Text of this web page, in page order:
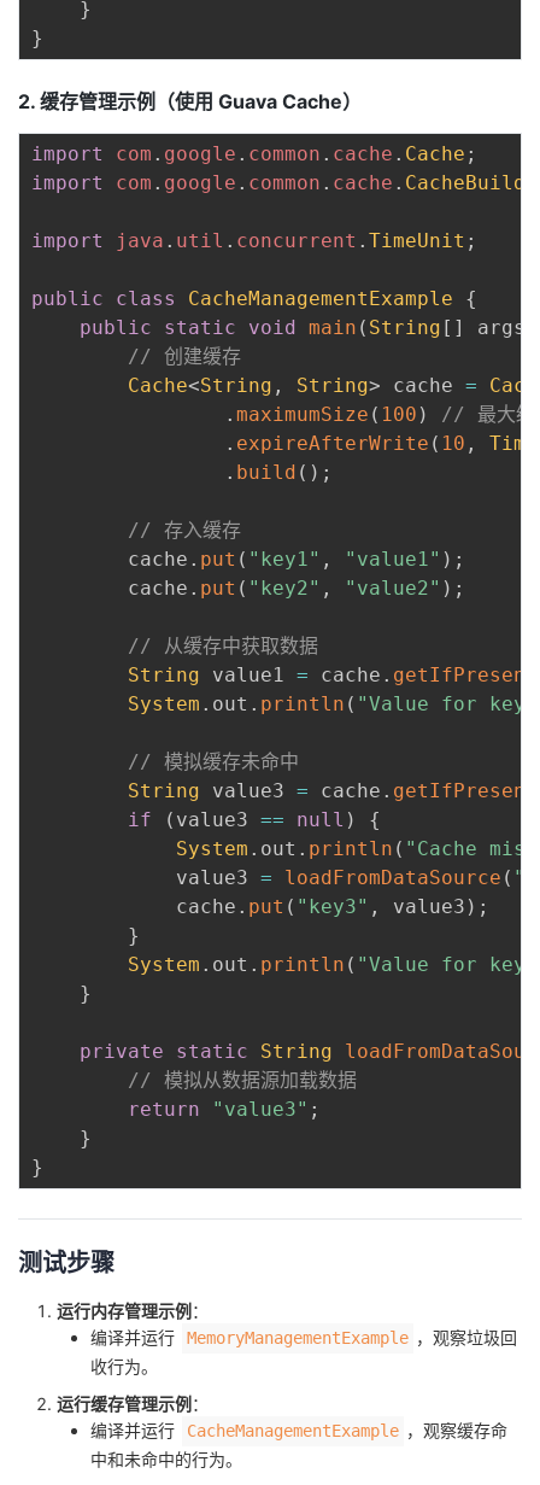
}
}
2. 缓存管理示例（使用 Guava Cache）
import com . google . common . cache . Cache ;
import
com . google . common . cache .
import java . util . concurrent . TimeUnit ;
public class CacheManagementExample
{
public
static void main ( String [ ] args
// 创建缓存
Cache<String , String> cache =
. maximumSize ( 100 )
// 最大缓
. expireAfterWrite ( 10 ,
. build ( ) ;
// 存入缓存
        cache
. put ( "key1" , "value1" ) ;
        cache
. put ( "key2" , "value2" ) ;
// 从缓存中获取数据
String value1 = cache . getIfPresent
System . out . println ( "Value for
// 模拟缓存未命中
String value3 = cache . getIfPresent
if
( value3 == null )
{
System . out . println ( "Cache
            value3
= loadFromDataSource (
            cache
. put ( "key3" , value3 ) ;
}
System . out . println ( "Value for
}
private static String
// 模拟从数据源加载数据
return
"value3" ;
}
}
测试步骤
运行内存管理示例 ：
编译并运行
MemoryManagementExample ，观察垃圾回
收行为。
运行缓存管理示例 ：
编译并运行
CacheManagementExample ，观察缓存命
中和未命中的行为。